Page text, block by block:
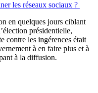
les réseaux sociaux ?
en quelques jours ciblant
présidentielle,
contre les ingérences était
à en faire plus et à
à la diffusion.